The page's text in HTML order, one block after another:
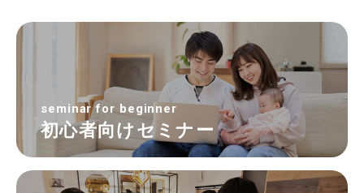
seminar for beginner
初心者向けセミナー